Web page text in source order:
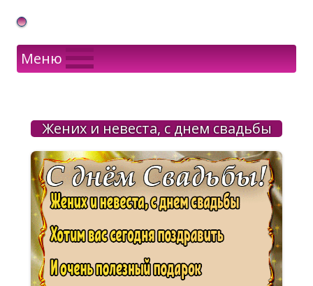
Gif Открытки в подарок
Меню
Жених и невеста, с днем свадьбы